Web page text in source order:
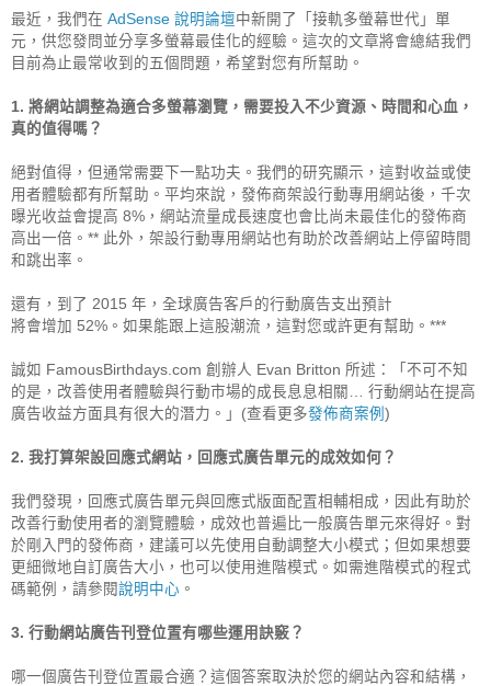
最近，我們在 AdSense 說明論壇中新開了「接軌多螢幕世代」單
元，供您發問並分享多螢幕最佳化的經驗。這次的文章將會總結我們
目前為止最常收到的五個問題，希望對您有所幫助。
1. 將網站調整為適合多螢幕瀏覽，需要投入不少資源、時間和心血，
真的值得嗎？
絕對值得，但通常需要下一點功夫。我們的研究顯示，這對收益或使
用者體驗都有所幫助。平均來說，發佈商架設行動專用網站後，千次
曝光收益會提高 8%，網站流量成長速度也會比尚未最佳化的發佈商
高出一倍。** 此外，架設行動專用網站也有助於改善網站上停留時間
和跳出率。
還有，到了 2015 年，全球廣告客戶的行動廣告支出預計
將會增加 52%。如果能跟上這股潮流，這對您或許更有幫助。***
誠如 FamousBirthdays.com 創辦人 Evan Britton 所述：「不可不知
的是，改善使用者體驗與行動市場的成長息息相關… 行動網站在提高
廣告收益方面具有很大的潛力。」(查看更多發佈商案例 )
2. 我打算架設回應式網站，回應式廣告單元的成效如何？
我們發現，回應式廣告單元與回應式版面配置相輔相成，因此有助於
改善行動使用者的瀏覽體驗，成效也普遍比一般廣告單元來得好。對
於剛入門的發佈商，建議可以先使用自動調整大小模式；但如果想要
更細微地自訂廣告大小，也可以使用進階模式。如需進階模式的程式
碼範例，請參閱說明中心 。
哪一個廣告刊登位置最合適？這個答案取決於您的網站內容和結構，